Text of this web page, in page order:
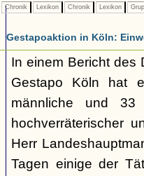
Chronik Lexikon Chronik Lexikon
Gestapoaktion in Köln:
In einem Bericht des
Gestapo Köln hat
männliche und 33
hochverräterischer
Herr
Tagen einige der